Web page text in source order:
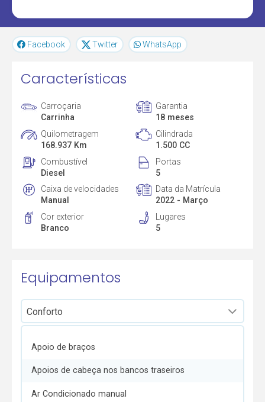
Facebook Twitter WhatsApp
Características
Carroçaria
Carrinha
Garantia
18 meses
Quilometragem
168.937 Km
Cilindrada
1.500 CC
Combustível
Diesel
Portas
5
Caixa de velocidades
Manual
Data da Matrícula
2022 - Março
Cor exterior
Branco
Lugares
5
Equipamentos
Apoio de braços
Apoios de cabeça nos bancos traseiros
Ar Condicionado manual